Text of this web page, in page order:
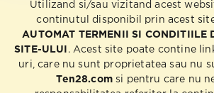
Utilizand si/sau vizitand acest
continutul disponibil prin acest
AUTOMAT TERMENII SI CONDITIILE
SITE-ULUI
. Acest site poate contine
uri, care nu sunt proprietatea sau nu
Ten28.comsi pentru care nu